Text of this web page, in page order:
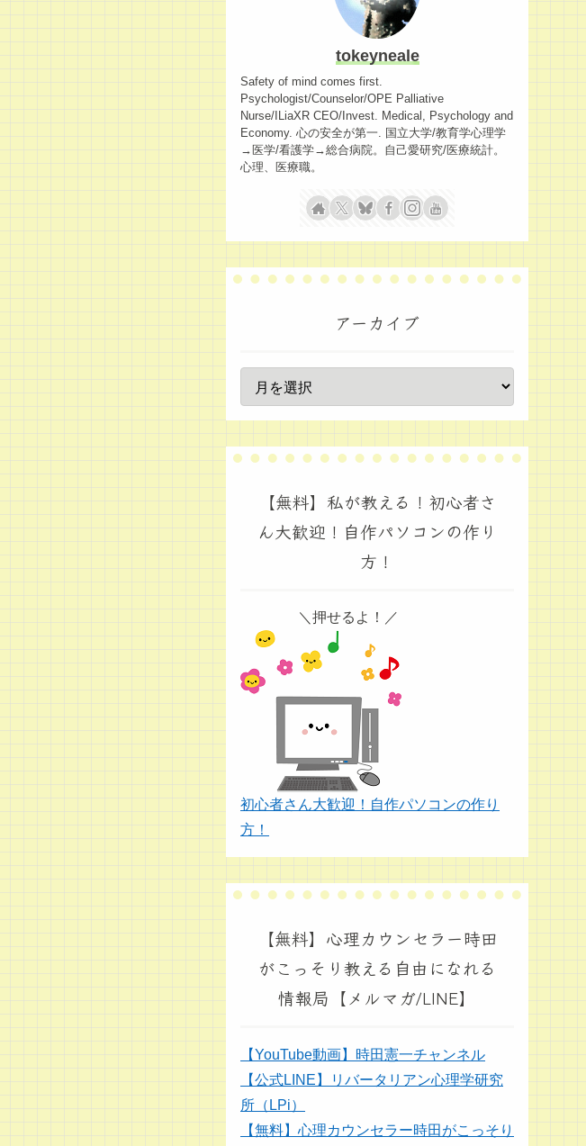
tokeyneale
Safety of mind comes first.
Psychologist/Counselor/OPE Palliative
Nurse/ILiaXR CEO/Invest. Medical, Psychology and
Economy. 心の安全が第一. 国立大学/教育学心理学
→医学/看護学→総合病院。自己愛研究/医療統計。
心理、医療職。
アーカイブ
【無料】私が教える！初心者さ
ん大歓迎！自作パソコンの作り
方！
＼押せるよ！／
初心者さん大歓迎！自作パソコンの作り
方！
【無料】心理カウンセラー時田
がこっそり教える自由になれる
情報局【メルマガ/LINE】
【YouTube動画】時田憲一チャンネル
【公式LINE】リバータリアン心理学研究
所（LPi）
【無料】心理カウンセラー時田がこっそり